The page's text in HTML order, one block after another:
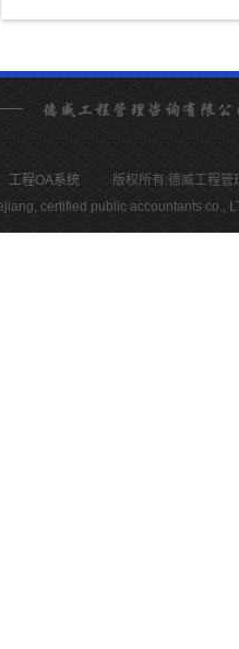
工程OA系统 版权所有:德威工程管理
certified public accountants co.,